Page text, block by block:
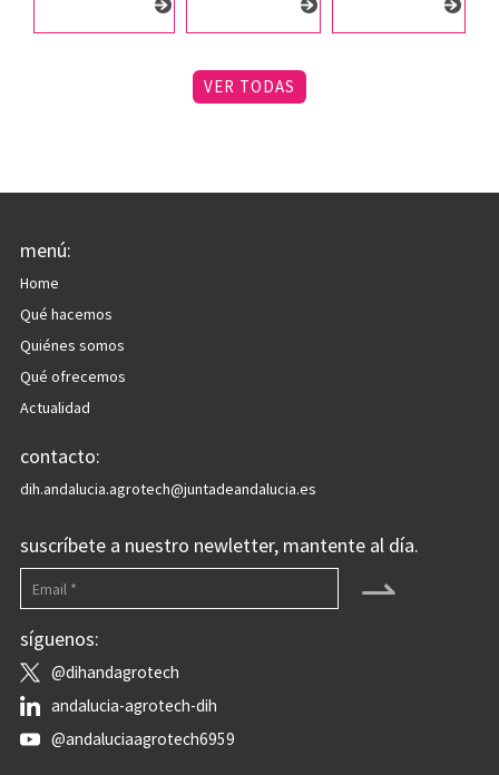
VER TODAS
menú:
Home
Qué hacemos
Quiénes somos
Qué ofrecemos
Actualidad
contacto:
dih.andalucia.agrotech@juntadeandalucia.es
suscríbete a nuestro newletter, mantente al día.
⇀
síguenos:
@dihandagrotech
andalucia-agrotech-dih
@andaluciaagrotech6959